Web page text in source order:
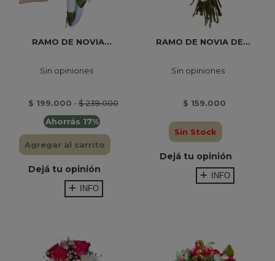
RAMO DE NOVIA...
Sin opiniones
$ 199.000 -$ 239.000
Ahorrás 17%
Agregar al carrito
Dejá tu opinión
INFO
RAMO DE NOVIA DE...
Sin opiniones
$ 159.000
Sin Stock
Dejá tu opinión
INFO